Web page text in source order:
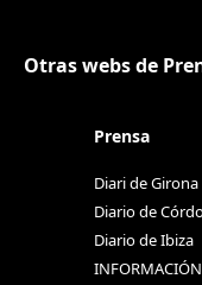
Otras webs de
Prensa
Diari de Girona
Diario de
Diario de Ibiza
INFORMACIÓN